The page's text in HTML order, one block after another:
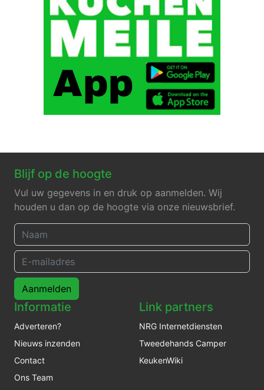
Blijf op de hoogte
Vul uw gegevens in en druk op aanmelden. Wij
houden u dan op de hoogte via onze nieuwsbrief.
Aanmelden
Informatie
Adverteren?
Nieuws inzenden
Contact
Ons Team
Link partners
NRG Internetdiensten
Tweedehands Camper
KeukenWiki